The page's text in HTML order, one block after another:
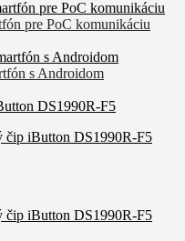
pre PoC komunikáciu
s Androidom